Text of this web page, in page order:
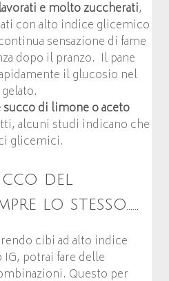
e molto zuccherati,
con alto indice glicemico
sensazione di fame
dopo il pranzo. Il pane
il glucosio nel
di limone o aceto
alcuni studi indicano che
glicemici.
del
lo stesso……
cibi ad alto indice
potrai fare delle
Questo per